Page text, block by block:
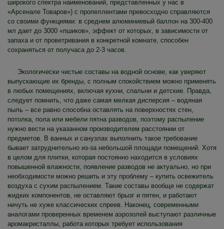
широкого спектра наименований, представленных у нас в
«Арсенале Товаров») с пропеллентами превосходно справляются
со своими функциями: в среднем алюминиевый баллон на 300-400
мл дает до 3000 «пшиков», эффект от которых, в зависимости от
запаха и от проветривания в конкретной комнате, способен
сохраняться от получаса до 2-3 часов.
Экологически чистые составы на водной основе, как уверяют
выпускающие их бренды, с полным спокойствием можно применять
в любых помещениях, включая кухни, спальни и детские. Правда,
следует помнить, что даже самая мелкая дисперсия – водяная
пыль – все равно способна оставлять на поверхностях стен,
потолка, пола или мебели пятна разводов, поэтому распыление
нужно вести на указанном производителем расстоянии от
предметов. В ванных и санузлах выполнить такое требование
бывает затруднительно из-за небольшой площади помещений. Хотя
в целом для плитки, которая постоянно находится в условиях
повышенной влажности, появление разводов не актуально, но при
необходимости можно решить и эту проблему – купить освежитель
воздуха с сухим распылением. Такие составы вообще не содержат
жидких компонентов, не оставляют брызг и пятен, и работают
ничуть не хуже классических спреев. Наконец, современными
аналогами проверенных временем аэрозолей выступают различные
аромакристаллы, работа которых требует использования